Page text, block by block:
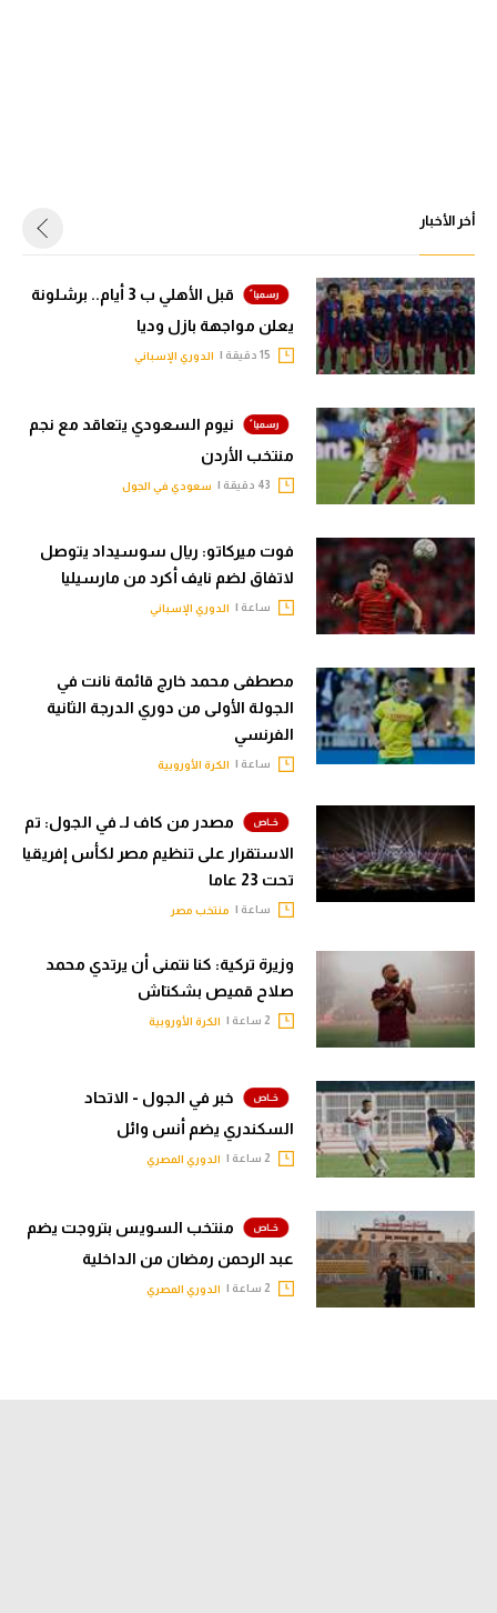
أخر الأخبار
قبل الأهلي ب 3 أيام.. برشلونة
يعلن مواجهة بازل وديا
الدوري الإسباني
نيوم السعودي يتعاقد مع نجم
منتخب الأردن
سعودي في الجول
فوت ميركاتو: ريال سوسيداد يتوصل
لاتفاق لضم نايف أكرد من مارسيليا
ساعة | الدوري الإسباني
مصطفى محمد خارج قائمة نانت في
الجولة الأولى من دوري الدرجة الثانية
الفرنسي
ساعة | الكرة الأوروبية
مصدر من كاف لـ في الجول: تم
الاستقرار على تنظيم مصر لكأس إفريقيا
تحت 23 عاما
ساعة | منتخب مصر
وزيرة تركية: كنا نتمنى أن يرتدي محمد
صلاح قميص بشكتاش
الكرة الأوروبية
خبر في الجول - الاتحاد
السكندري يضم أنس وائل
الدوري المصري
منتخب السويس بتروجت يضم
عبد الرحمن رمضان من الداخلية
الدوري المصري